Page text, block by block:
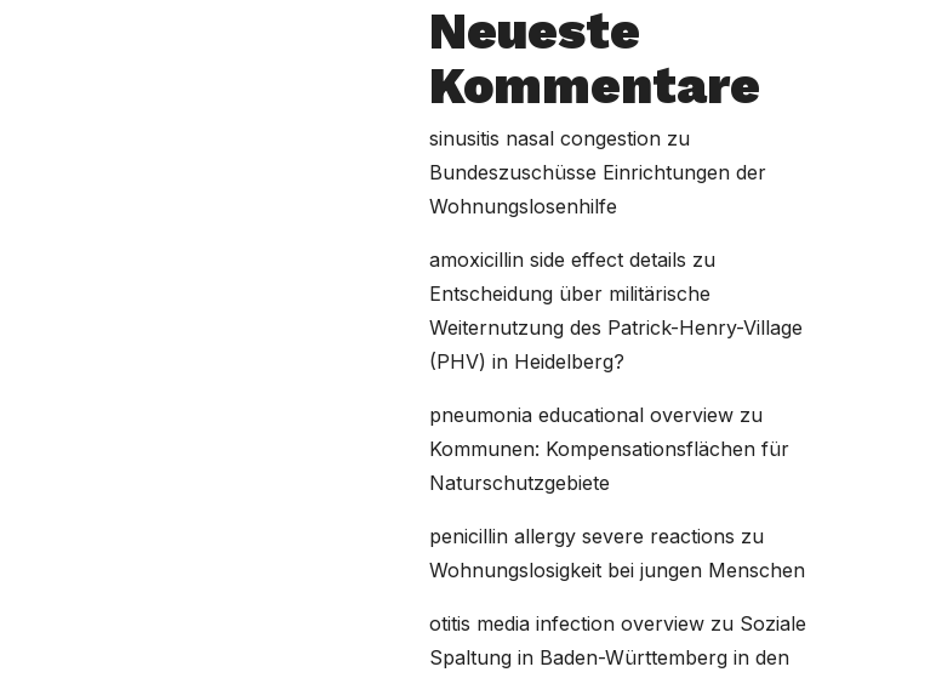
Neueste
Kommentare
sinusitis nasal congestionzu
Bundeszuschüsse Einrichtungen der
Wohnungslosenhilfe
amoxicillin side effect details zu
Entscheidung über militärische
Weiternutzung des Patrick-Henry-Village
(PHV) in Heidelberg?
pneumonia educational overviewzu
Kommunen: Kompensationsflächen für
Naturschutzgebiete
penicillin allergy severe reactions zu
Wohnungslosigkeit bei jungen Menschen
otitis media infection overviewzu Soziale
Spaltung in Baden-Württemberg in den